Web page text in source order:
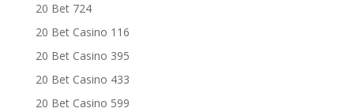
20 Bet 724
20 Bet Casino 116
20 Bet Casino 395
20 Bet Casino 433
20 Bet Casino 599